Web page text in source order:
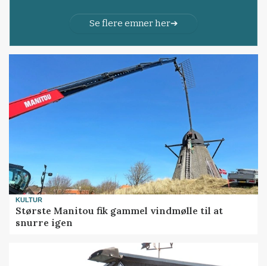
Se flere emner her
KULTUR
Største Manitou fik gammel vindmølle til at
snurre igen